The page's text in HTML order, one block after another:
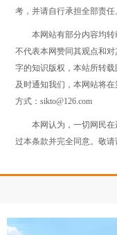
考，并请自行承担全部责任
本网站有部分内容均
不代表本网赞同其观点和
字的知识版权，本站所转
及时通知我们，本网站将
方式：sikto@126.com
本网认为，一切网民
过本条款并完全同意。敬请